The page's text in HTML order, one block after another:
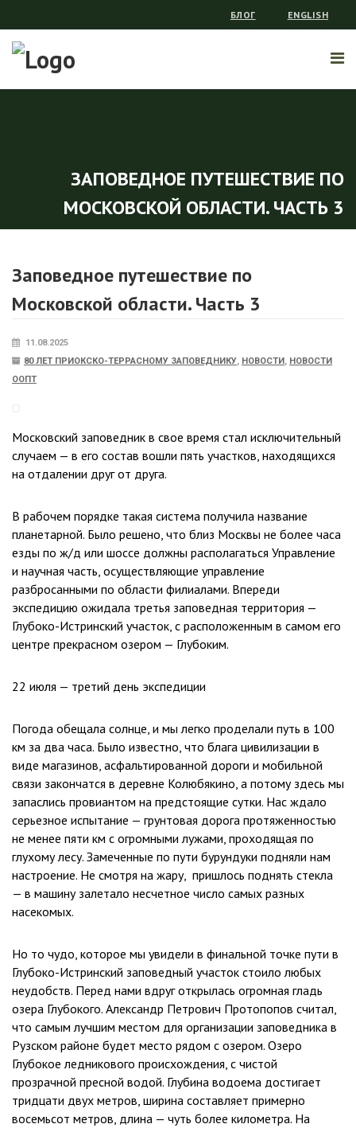
БЛОГ ENGLISH
ЗАПОВЕДНОЕ ПУТЕШЕСТВИЕ ПО
МОСКОВСКОЙ ОБЛАСТИ. ЧАСТЬ 3
Заповедное путешествие по
Московской области. Часть 3
11.08.2025
80 ЛЕТ ПРИОКСКО-ТЕРРАСНОМУ ЗАПОВЕДНИКУ, НОВОСТИ, НОВОСТИ
ООПТ
Московский заповедник в свое время стал исключительный
случаем — в его состав вошли пять участков, находящихся
на отдалении друг от друга.
В рабочем порядке такая система получила название
планетарной. Было решено, что близ Москвы не более часа
езды по ж/д или шоссе должны располагаться Управление
и научная часть, осуществляющие управление
разбросанными по области филиалами. Впереди
экспедицию ожидала третья заповедная территория —
Глубоко-Истринский участок, с расположенным в самом его
центре прекрасном озером — Глубоким.
22 июля — третий день экспедиции
Погода обещала солнце, и мы легко проделали путь в 100
км за два часа. Было известно, что блага цивилизации в
виде магазинов, асфальтированной дороги и мобильной
связи закончатся в деревне Колюбякино, а потому здесь мы
запаслись провиантом на предстоящие сутки. Нас ждало
серьезное испытание — грунтовая дорога протяженностью
не менее пяти км с огромными лужами, проходящая по
глухому лесу. Замеченные по пути бурундуки подняли нам
настроение. Не смотря на жару, пришлось поднять стекла
— в машину залетало несчетное число самых разных
насекомых.
Но то чудо, которое мы увидели в финальной точке пути в
Глубоко-Истринский заповедный участок стоило любых
неудобств. Перед нами вдруг открылась огромная гладь
озера Глубокого. Александр Петрович Протопопов считал,
что самым лучшим местом для организации заповедника в
Рузском районе будет место рядом с озером. Озеро
Глубокое ледникового происхождения, с чистой
прозрачной пресной водой. Глубина водоема достигает
тридцати двух метров, ширина составляет примерно
восемьсот метров, длина — чуть более километра. На